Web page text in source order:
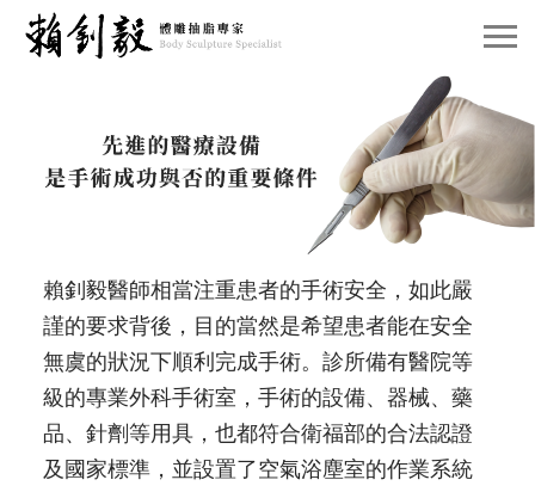
e威塑抽脂介紹
e賴院長觀點
e預約諮詢
賴釗毅醫師相當注重患者的手術安全，如此嚴
謹的要求背後，目的當然是希望患者能在安全
無虞的狀況下順利完成手術。診所備有醫院等
級的專業外科手術室，手術的設備、器械、藥
品、針劑等用具，也都符合衛福部的合法認證
及國家標準，並設置了空氣浴塵室的作業系統